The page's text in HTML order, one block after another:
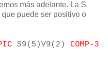
más adelante. La S
puede ser positivo o
S9(5)V9(2) COMP-3